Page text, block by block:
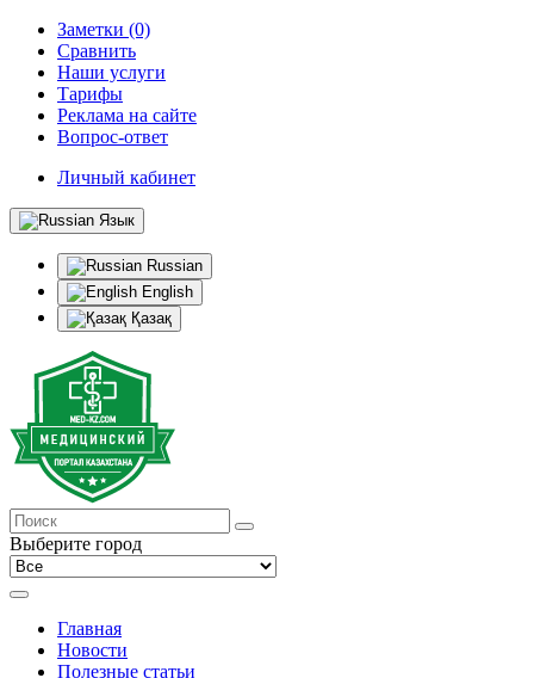
Заметки (0)
Сравнить
Наши услуги
Тарифы
Реклама на сайте
Вопрос-ответ
Личный кабинет
Язык
Russian
English
Қазақ
Выберите город
Главная
Новости
Полезные статьи